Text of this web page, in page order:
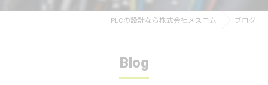
PLCの設計なら株式会社メスコム ブログ
Blog